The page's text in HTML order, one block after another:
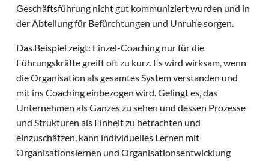
Geschäftsführung nicht gut kommuniziert wurden und in
der Abteilung für Befürchtungen und Unruhe sorgen.
Das Beispiel zeigt: Einzel-Coaching nur für die
Führungskräfte greift oft zu kurz. Es wird wirksam, wenn
die Organisation als gesamtes System verstanden und
mit ins Coaching einbezogen wird. Gelingt es, das
Unternehmen als Ganzes zu sehen und dessen Prozesse
und Strukturen als Einheit zu betrachten und
einzuschätzen, kann individuelles Lernen mit
Organisationslernen und Organisationsentwicklung